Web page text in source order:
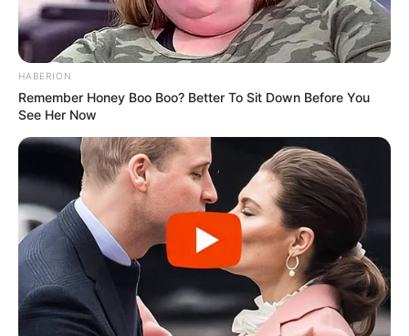
Αναφορά στο Κογκρέσο
Επιπλέον, ισχυρίζεται ότι ο Φάουτσιείπεψέματαστο
Κογκρέσο το 2024 ενώ βρισκόταν υπό όρκο, καλώντας
το κοινό να ενημερωθεί,
όπωςχαρακτηριστικάαναφέρει, για « την αλήθεια»
HABERION
Remember Honey Boo Boo? Better To Sit Down Before You
See Her Now